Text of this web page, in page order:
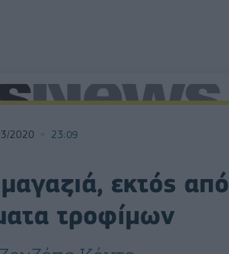
2020 23:09
εκτός από
τροφίμων